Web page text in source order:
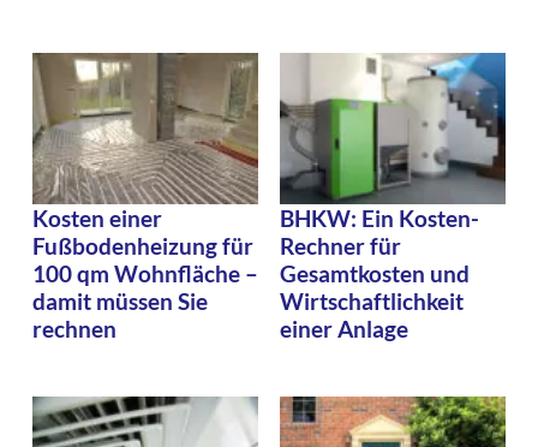
Kosten einer
Fußbodenheizung für
100 qm Wohnfläche –
damit müssen Sie
rechnen
BHKW: Ein Kosten-
Rechner für
Gesamtkosten und
Wirtschaftlichkeit
einer Anlage